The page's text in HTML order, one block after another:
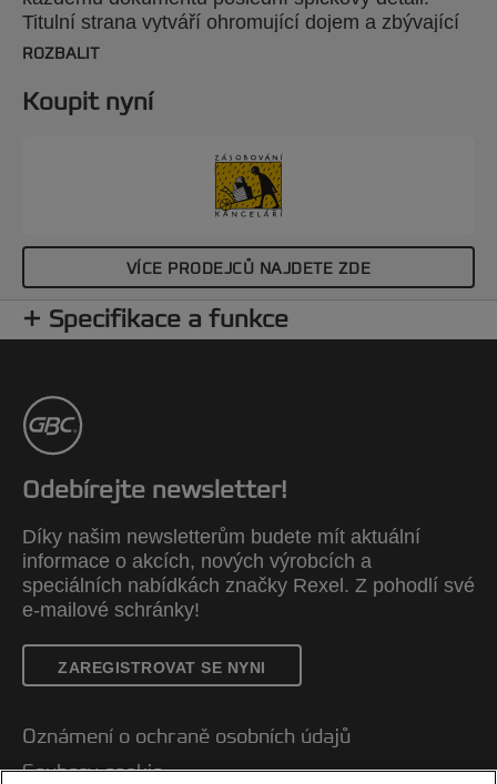
Titulní strana vytváří ohromující dojem a zbývající
obsah se těší nejkvalitnější ochraně. Barva:
balení: 100 kusů.
ROZBALIT
Koupit nyní
VÍCE PRODEJCŮ NAJDETE ZDE
Specifikace a funkce
Odebírejte newsletter!
Díky našim newsletterům budete mít aktuální
informace o akcích, nových výrobcích a
speciálních nabídkách značky Rexel. Z pohodlí své
e-mailové schránky!
ZAREGISTROVAT SE NYNI
Oznámení o ochraně osobních údajů
Soubory cookie